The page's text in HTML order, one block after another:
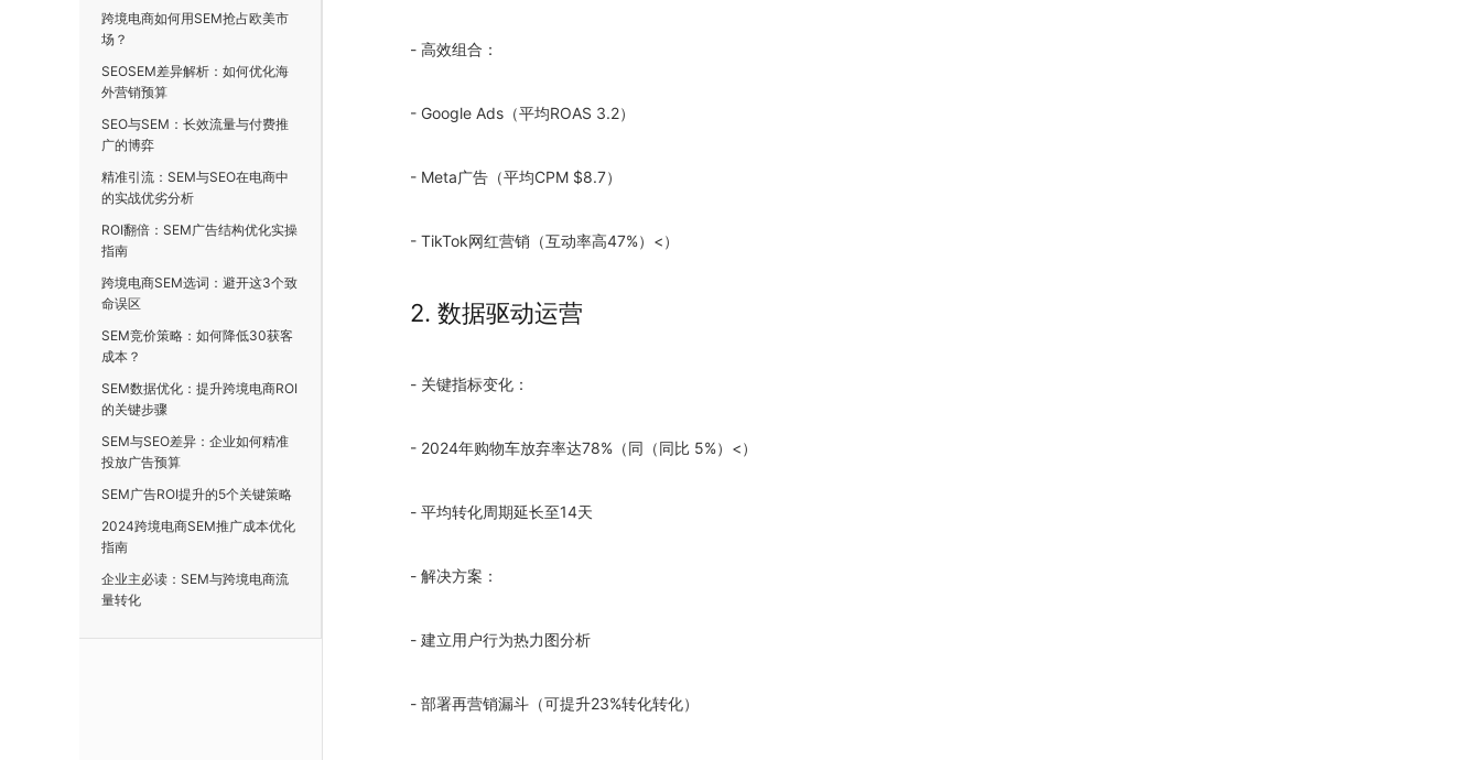
跨境电商如何用SEM抢占欧美市
场？
SEOSEM差异解析：如何优化海
外营销预算
SEO与SEM：长效流量与付费推
广的博弈
精准引流：SEM与SEO在电商中
的实战优劣分析
ROI翻倍：SEM广告结构优化实操
指南
跨境电商SEM选词：避开这3个致
命误区
SEM竞价策略：如何降低30获客
成本？
SEM数据优化：提升跨境电商ROI
的关键步骤
SEM与SEO差异：企业如何精准
投放广告预算
SEM广告ROI提升的5个关键策略
2024跨境电商SEM推广成本优化
指南
企业主必读：SEM与跨境电商流
量转化
- 高效组合：
- Google Ads（平均ROAS 3.2）
- Meta广告（平均CPM $8.7）
- TikTok网红营销（互动率高47%）<）
2. 数据驱动运营
- 关键指标变化：
- 2024年购物车放弃率达78%（同（同比 5%）<）
- 平均转化周期延长至14天
- 解决方案：
- 建立用户行为热力图分析
- 部署再营销漏斗（可提升23%转化转化）